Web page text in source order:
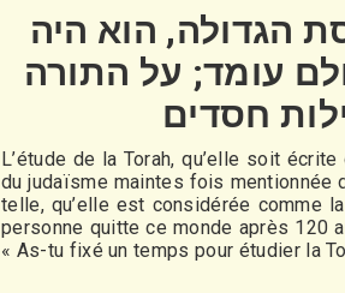
הגדולה, הוא היה
עומד; על התורה
חסדים
L’étude de la Torah, qu’elle soit
du judaïsme maintes fois mentionnée
telle, qu’elle est considérée comme
personne quitte ce monde après 120
« As-tu fixé un temps pour étudier la